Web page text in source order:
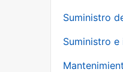
Suministro
Suministro